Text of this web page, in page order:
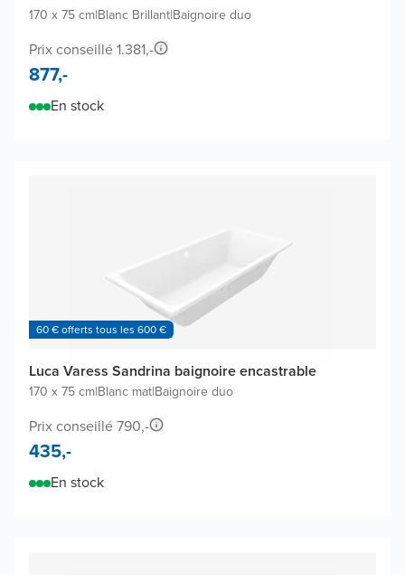
170 x 75 cm|Blanc Brillant|Baignoire duo
Prix conseillé 1.381,-
877,-
En stock
60 € offerts tous les 600 €
Luca Varess Sandrina baignoire encastrable
170 x 75 cm|Blanc mat|Baignoire duo
Prix conseillé 790,-
435,-
En stock